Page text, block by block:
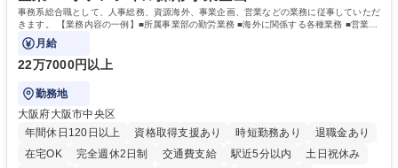
大学 語学力： 資格：
事務系総合職として、人事総務、資源海外、事業企画、営業などの業務に従事していただ
きます。 【業務内容の一例】■所属事業部の勤労業務 ■海外に関係する各種業務 ■営業部
門の企画スタッフ、ルート営業
月給
22万7000円以上
勤務地
大阪府大阪市中央区
年間休日120日以上
資格取得支援あり 時短勤務あり
退職金あり
在宅OK
完全週休2日制 交通費支給 駅近5分以内
土日祝休み